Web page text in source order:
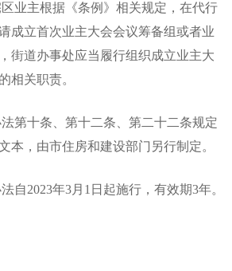
主根据《条例》相关规定，在代行
成立首次业主大会会议筹备组或者业
街道办事处应当履行组织成立业主大
相关职责。
十条、第十二条、第二十二条规定
本，由市住房和建设部门另行制定。
2023年3月1日起施行，有效期3年。